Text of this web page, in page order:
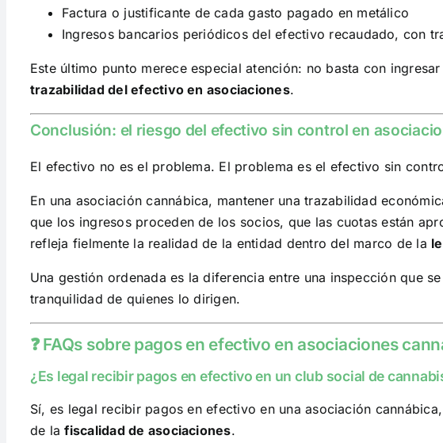
Factura o justificante de cada gasto pagado en metálico
Ingresos bancarios periódicos del efectivo recaudado, con
Este último punto merece especial atención: no basta con
trazabilidad del efectivo en asociaciones.
Conclusión: el riesgo del efectivo sin control en
El efectivo no es el problema. El problema es el efectivo sin
En una asociación cannábica, mantener una trazabilidad
que los ingresos proceden de los socios, que las cuotas están
refleja fielmente la realidad de la entidad dentro del marco de la
Una gestión ordenada es la diferencia entre una inspección que
tranquilidad de quienes lo dirigen.
❓ FAQs sobre pagos en efectivo en asociaciones
¿Es legal recibir pagos en efectivo en un club social de
Sí, es legal recibir pagos en efectivo en una asociación
de lafiscalidad de asociaciones.